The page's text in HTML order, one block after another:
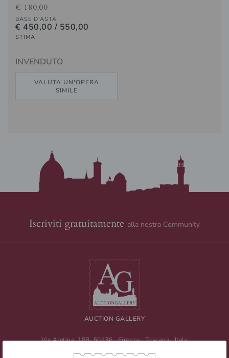
€ 180,00
BASE D'ASTA
€ 450,00 / 550,00
STIMA
INVENDUTO
VALUTA UN'OPERA
SIMILE
Iscriviti gratuitamente alla nostra Community
AUCTION GALLERY
Via Aretina, 18R 50136 Firenze,Toscana,Italy